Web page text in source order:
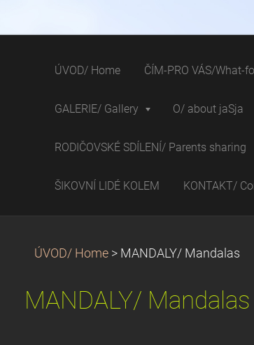
ÚVOD/ Home ČÍM-PRO VÁS/What-
GALERIE/ Gallery O/ about jaSja
RODIČOVSKÉ SDÍLENÍ/ Parents sharing
ŠIKOVNÍ LIDÉ KOLEM KONTAKT/
ÚVOD/ Home > MANDALY/ Mandalas
MANDALY/ Mandalas